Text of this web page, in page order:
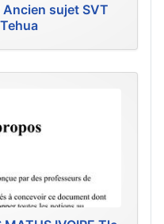
sujet SVT